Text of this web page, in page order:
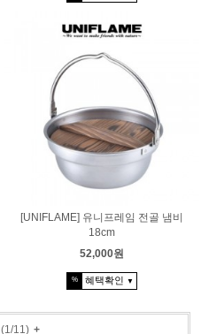
[UNIFLAME] 유니프레임 전골 냄비
18cm
52,000원
% 혜택확인 ▼
(1/11) +